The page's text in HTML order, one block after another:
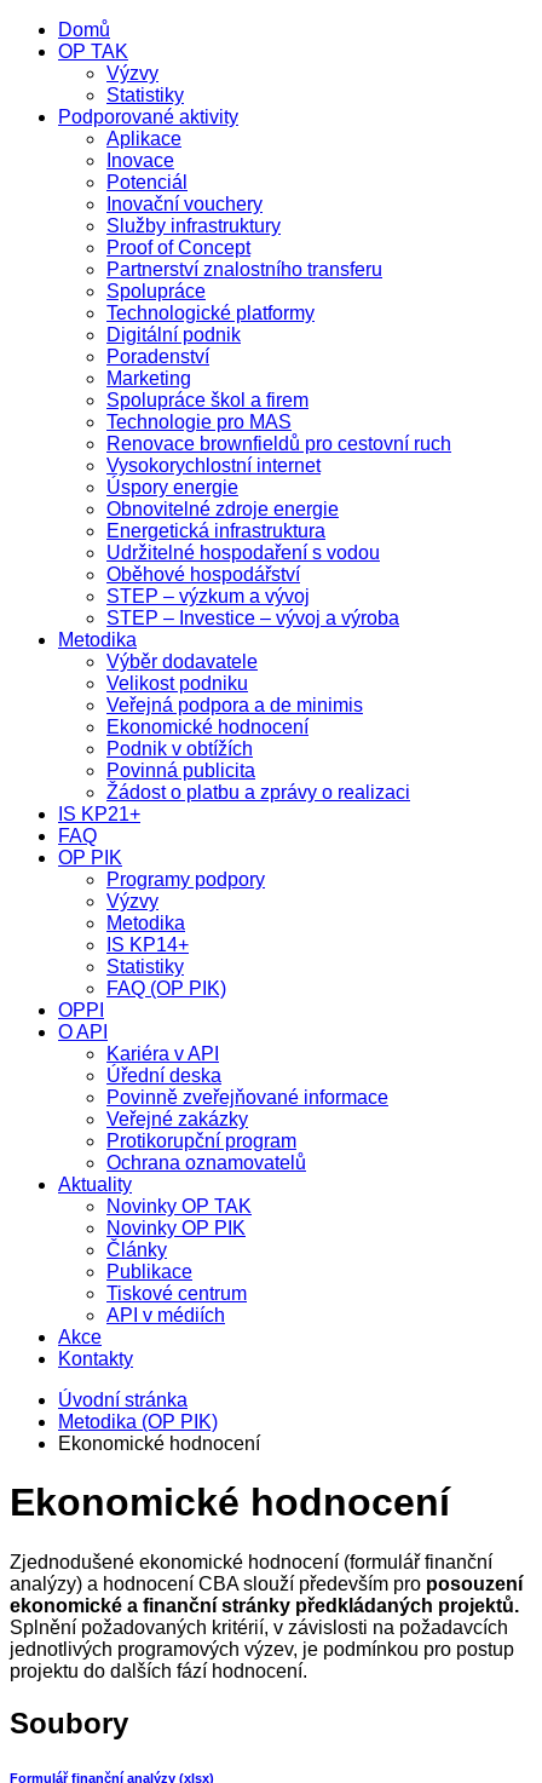
Domů
OP TAK
Výzvy
Statistiky
Podporované aktivity
Aplikace
Inovace
Potenciál
Inovační vouchery
Služby infrastruktury
Proof of Concept
Partnerství znalostního transferu
Spolupráce
Technologické platformy
Digitální podnik
Poradenství
Marketing
Spolupráce škol a firem
Technologie pro MAS
Renovace brownfieldů pro cestovní ruch
Vysokorychlostní internet
Úspory energie
Obnovitelné zdroje energie
Energetická infrastruktura
Udržitelné hospodaření s vodou
Oběhové hospodářství
STEP – výzkum a vývoj
STEP – Investice – vývoj a výroba
Metodika
Výběr dodavatele
Velikost podniku
Veřejná podpora a de minimis
Ekonomické hodnocení
Podnik v obtížích
Povinná publicita
Žádost o platbu a zprávy o realizaci
IS KP21+
FAQ
OP PIK
Programy podpory
Výzvy
Metodika
IS KP14+
Statistiky
FAQ (OP PIK)
OPPI
O API
Kariéra v API
Úřední deska
Povinně zveřejňované informace
Veřejné zakázky
Protikorupční program
Ochrana oznamovatelů
Aktuality
Novinky OP TAK
Novinky OP PIK
Články
Publikace
Tiskové centrum
API v médiích
Akce
Kontakty
Úvodní stránka
Metodika (OP PIK)
Ekonomické hodnocení
Ekonomické hodnocení
Zjednodušené ekonomické hodnocení (formulář finanční
analýzy) a hodnocení CBA slouží především pro posouzení
ekonomické a finanční stránky předkládaných projektů.
Splnění požadovaných kritérií, v závislosti na požadavcích
jednotlivých programových výzev, je podmínkou pro postup
projektu do dalších fází hodnocení.
Soubory
Formulář finanční analýzy (xlsx)